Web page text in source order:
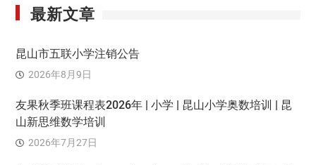
最新文章
昆山市五联小学注销公告
2026年8月9日
友果秋季班课程表2026年 | 小学 | 昆山小学奥数培训 | 昆
山新思维数学培训
2026年7月27日